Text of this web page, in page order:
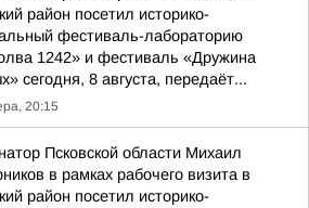
район посетил историко-
фестиваль-лабораторию
1242» и фестиваль «Дружина
сегодня, 8 августа, передаёт...
20:15
Псковской области Михаил
в рамках рабочего визита в
район посетил историко-